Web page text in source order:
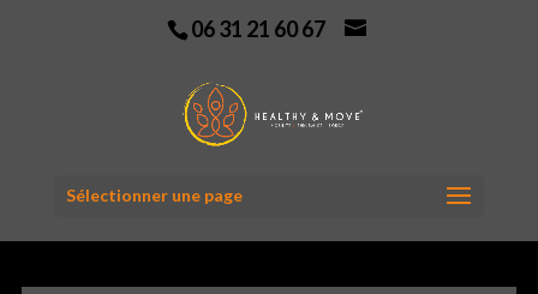
06 31 21 60 67
Sélectionner une page